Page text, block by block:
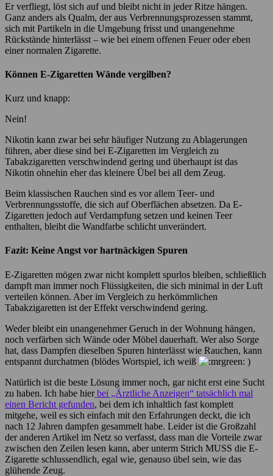
Er verfliegt, löst sich auf und bleibt nicht in jeder Ritze hängen.
Ganz anders als Qualm, der aus Verbrennungsprozessen stammt,
sich mit Partikeln in die Umgebung frisst und unangenehme
Rückstände hinterlässt – wie bei einem offenen Feuer oder eben
einer normalen Zigarette.
Können E-Zigaretten Wände vergilben?
Kurz und knapp:
Nein!
Nikotin kann zwar bei sehr häufiger Nutzung zu Ablagerungen
führen, aber diese sind bei E-Zigaretten im Vergleich zu
Tabakzigaretten verschwindend gering und überhaupt ist das
Nikotin ohnehin eher das kleinere Übel bei all dem Zeug.
Beim klassischen Rauchen sind es vor allem Teer- und
Verbrennungsstoffe, die sich auf Oberflächen absetzen. Da E-
Zigaretten jedoch auf Verdampfung setzen und keinen Teer
enthalten, bleibt die Wandfarbe schlicht unverändert.
Fazit: Keine Angst vor hartnäckigen Spuren
E-Zigaretten mögen zwar nicht komplett spurlos bleiben, schließlich
dampft man immer noch Flüssigkeiten, die sich minimal in der Luft
verteilen können. Aber im Vergleich zu herkömmlichen
Tabakzigaretten ist der Effekt verschwindend gering.
Weder bleibt ein unangenehmer Geruch in der Wohnung hängen,
noch verfärben sich Wände oder Möbel dauerhaft. Wer also Sorge
hat, dass Dampfen dieselben Spuren hinterlässt wie Rauchen, kann
entspannt durchatmen (blödes Wortspiel, ich weiß
)
Natürlich ist die beste Lösung immer noch, gar nicht erst eine Sucht
zu haben. Ich habe hierbei „Ärztliche Anzeigen“ tatsächlich mal
einen Bericht gefunden, bei dem ich inhaltlich fast komplett
mitgehe, weil es sich einfach mit den Erfahrungen deckt, die ich
nach 12 Jahren dampfen gesammelt habe. Leider ist die Großzahl
der anderen Artikel im Netz so verfasst, dass man die Vorteile zwar
zwischen den Zeilen lesen kann, aber unterm Strich MUSS die E-
Zigarette schlussendlich, egal wie, genauso übel sein, wie das
glühende Zeug.